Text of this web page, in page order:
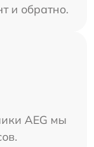
и обратно.
AEG мы